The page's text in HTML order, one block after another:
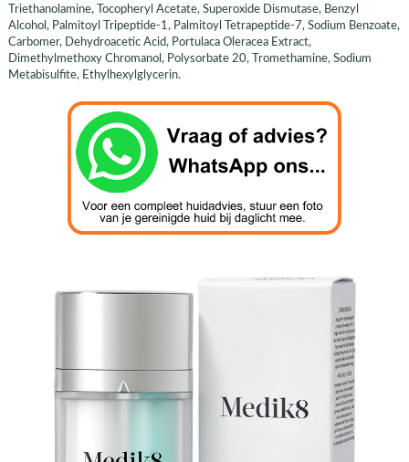
Triethanolamine, Tocopheryl Acetate, Superoxide Dismutase, Benzyl
Alcohol, Palmitoyl Tripeptide-1, Palmitoyl Tetrapeptide-7, Sodium Benzoate,
Carbomer, Dehydroacetic Acid, Portulaca Oleracea Extract,
Dimethylmethoxy Chromanol, Polysorbate 20, Tromethamine, Sodium
Metabisulfite, Ethylhexylglycerin.